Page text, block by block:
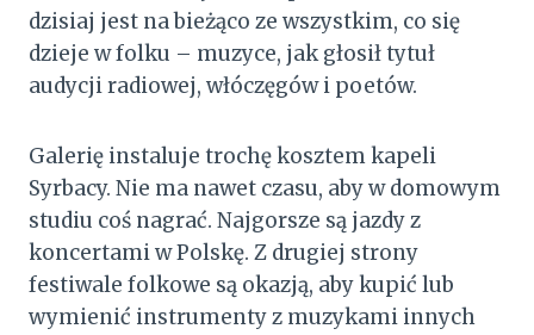
dzisiaj jest na bieżąco ze wszystkim, co się
dzieje w folku – muzyce, jak głosił tytuł
audycji radiowej, włóczęgów i poetów.
Galerię instaluje trochę kosztem kapeli
Syrbacy. Nie ma nawet czasu, aby w domowym
studiu coś nagrać. Najgorsze są jazdy z
koncertami w Polskę. Z drugiej strony
festiwale folkowe są okazją, aby kupić lub
wymienić instrumenty z muzykami innych